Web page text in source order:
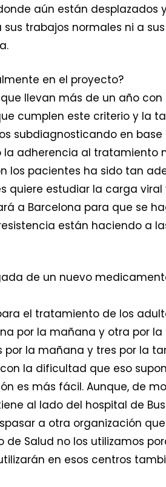
aún están desplazados
trabajos normales ni a
en el proyecto?
llevan más de un año
cumplen este criterio y la
subdiagnosticando en base
la adherencia al tratamiento
los pacientes ha sido tan
quiere estudiar la carga
a Barcelona para que se
están haciendo a
de un nuevo
el tratamiento de los
por la mañana y otra por la
la mañana y tres por la
la dificultad que eso
es más fácil. Aunque, de
al lado del hospital de
a otra organización que
Salud no los utilizamos
en esos centros